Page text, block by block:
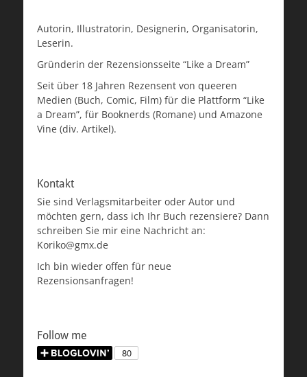
Autorin, Illustratorin, Designerin, Organisatorin,
Leserin.
Gründerin der Rezensionsseite “Like a Dream”
Seit über 18 Jahren Rezensent von queeren
Medien (Buch, Comic, Film) für die Plattform “Like
a Dream”, für Booknerds (Romane) und Amazone
Vine (div. Artikel).
Kontakt
Sie sind Verlagsmitarbeiter oder Autor und
möchten gern, dass ich Ihr Buch rezensiere? Dann
schreiben Sie mir eine Nachricht an:
Koriko@gmx.de
Ich bin wieder offen für neue
Rezensionsanfragen!
Follow me